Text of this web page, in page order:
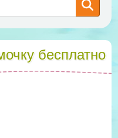
бесплатно